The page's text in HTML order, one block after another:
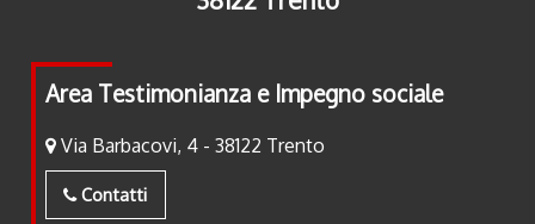
Area Testimonianza e Impegno sociale
Via Barbacovi, 4 - 38122 Trento
Contatti